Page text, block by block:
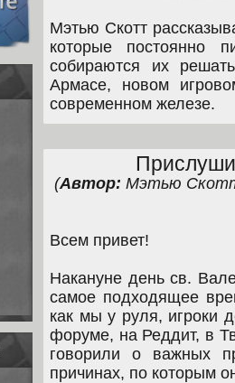
Мэтью Скотт
которые постоянно
собираются их
Армасе, новом
современном железе.
(Автор: Мэтью
Всем привет!
Накануне день св.
самое подходящее
как мы у руля, игроки
форуме, на Реддит, в
говорили о важных
причинах, по которым